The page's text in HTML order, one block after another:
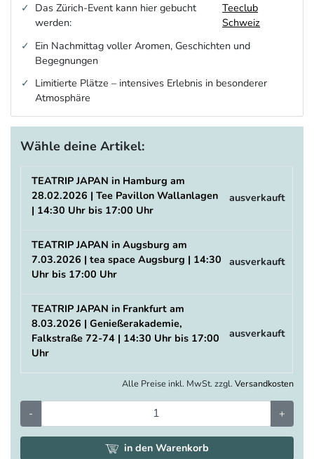
Das Zürich-Event kann hier gebucht
werden:
Teeclub
Schweiz
Ein Nachmittag voller Aromen, Geschichten und
Begegnungen
Limitierte Plätze – intensives Erlebnis in besonderer
Atmosphäre
Wähle deine Artikel:
TEATRIP JAPAN in Hamburg am
28.02.2026 | Tee Pavillon Wallanlagen
| 14:30 Uhr bis 17:00 Uhr
ausverkauft
TEATRIP JAPAN in Augsburg am
7.03.2026 | tea space Augsburg | 14:30
Uhr bis 17:00 Uhr
ausverkauft
TEATRIP JAPAN in Frankfurt am
8.03.2026 | Genießerakademie,
Falkstraße 72-74 | 14:30 Uhr bis 17:00
Uhr
ausverkauft
Alle Preise inkl. MwSt. zzgl. Versandkosten
- +
in den Warenkorb